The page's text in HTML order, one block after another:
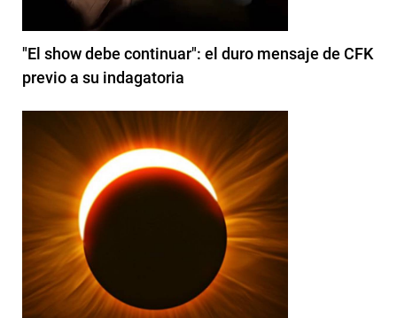
"El show debe continuar": el duro mensaje de CFK
previo a su indagatoria